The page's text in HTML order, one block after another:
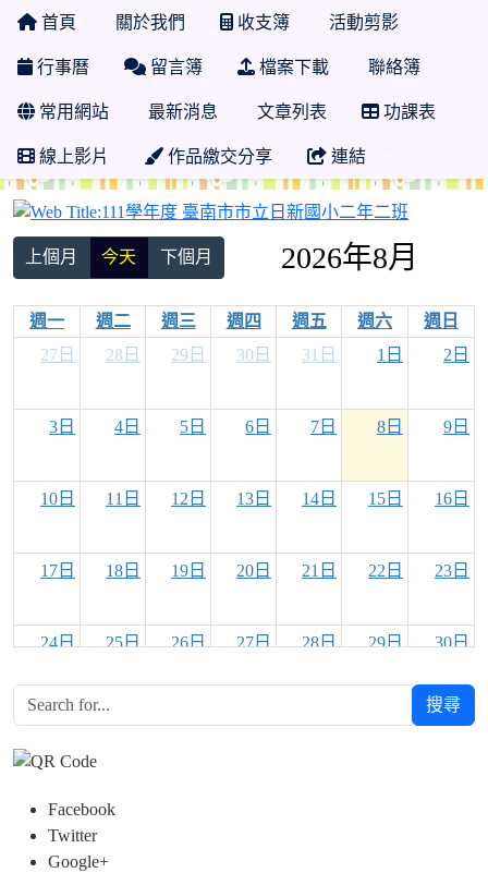
首頁 關於我們 收支簿 活動剪影
行事曆 留言簿 檔案下載 聯絡簿
常用網站 最新消息 文章列表 功課表
線上影片 作品繳交分享 連結
上個月 今天 下個月 2026年8月
週一 週二 週三 週四 週五 週六
週日
27日
28日 29日 30日 31日 1日 2日
3日 4日 5日 6日 7日 8日 9日
10日 11日 12日 13日 14日 15日 16日
17日 18日 19日 20日 21日 22日 23日
24日 25日 26日 27日 28日 29日 30日
31日 6日
搜尋
Facebook
Twitter
Google+